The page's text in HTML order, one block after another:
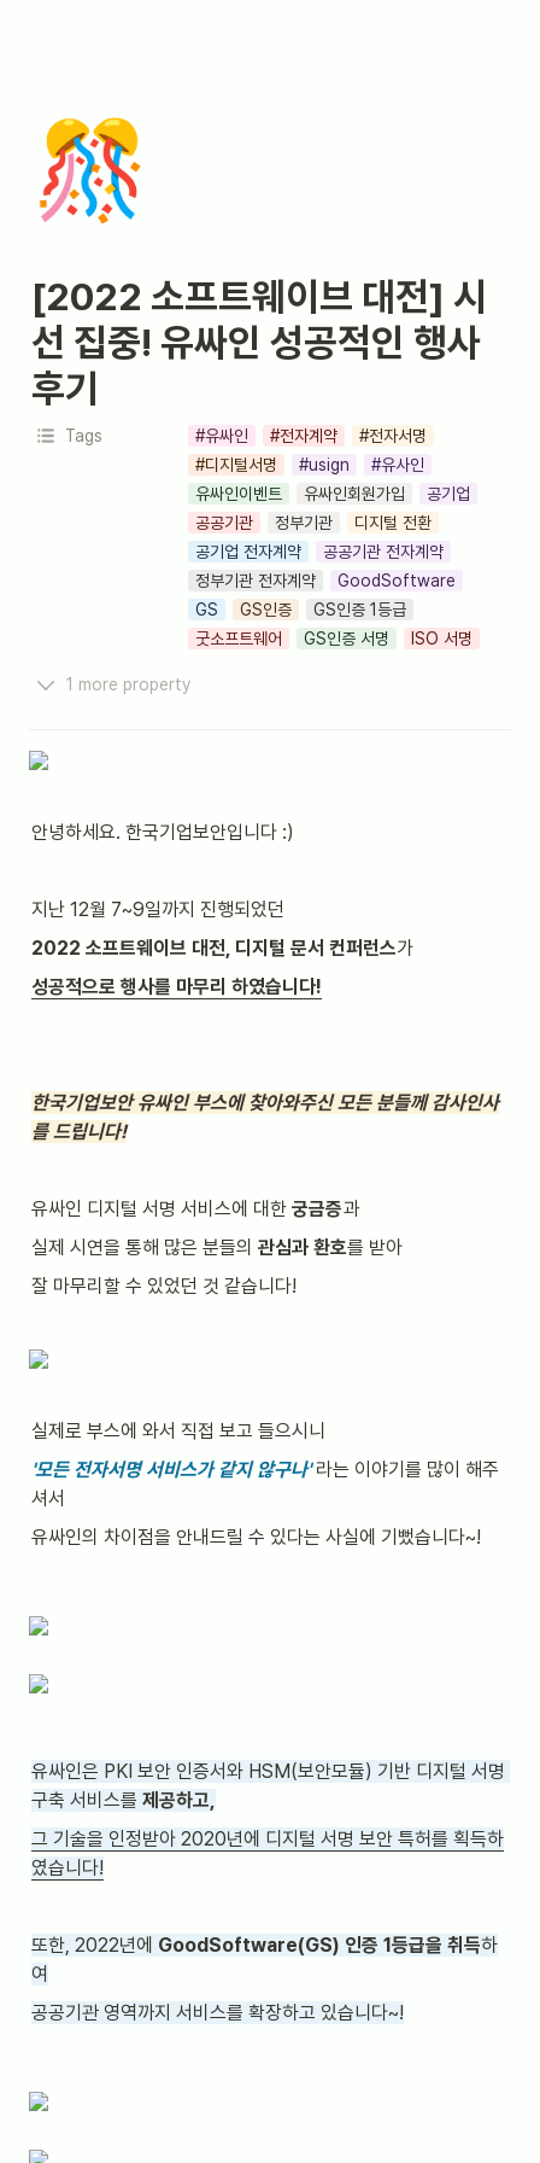
🎊
[2022 소프트웨이브 대전] 시
선 집중! 유싸인 성공적인 행사
후기
Tags #유싸인 #전자계약
#전자서명
#디지털서명
#usign
#유사인
유싸인이벤트
유싸인회원가입
공기업
공공기관
정부기관
디지털 전환
공기업 전자계약
공공기관 전자계약
정부기관 전자계약
GoodSoftware
GS
GS인증
GS인증 1등급
굿소프트웨어
GS인증 서명 ISO 서명
1 more property
안녕하세요. 한국기업보안입니다 :)
지난 12월 7~9일까지 진행되었던
2022 소프트웨이브 대전, 디지털 문서 컨퍼런스가
성공적으로 행사를 마무리 하였습니다!
한국기업보안 유싸인 부스에 찾아와주신 모든 분들께 감사인사
를 드립니다!
유싸인 디지털 서명 서비스에 대한 궁금증과
실제 시연을 통해 많은 분들의 관심과 환호를 받아
잘 마무리할 수 있었던 것 같습니다!
실제로 부스에 와서 직접 보고 들으시니
'모든 전자서명 서비스가 같지 않구나' 라는 이야기를 많이 해주
셔서
유싸인의 차이점을 안내드릴 수 있다는 사실에 기뻤습니다~!
유싸인은 PKI 보안 인증서와 HSM(보안모듈) 기반 디지털 서명
구축 서비스를 제공하고,
그 기술을 인정받아 2020년에 디지털 서명 보안 특허를 획득하
였습니다!
또한, 2022년에 GoodSoftware(GS) 인증 1등급을 취득하
여
공공기관 영역까지 서비스를 확장하고 있습니다~!